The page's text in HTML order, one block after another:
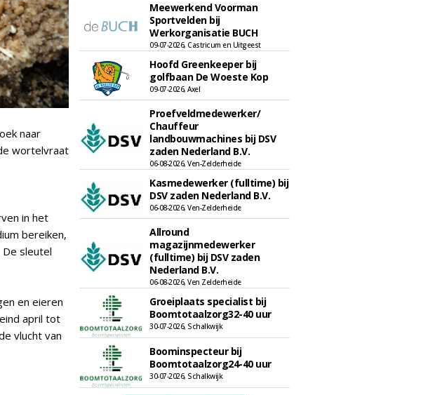
naar
wortelvraat
in het
bereiken,
sleutel
en eieren
april tot
vlucht van
Meewerkend Voorman
Sportvelden bij
Werkorganisatie BUCH
09-07-2026, Castricum en Uitgeest
Hoofd Greenkeeper bij
golfbaan De Woeste Kop
09-07-2026, Axel
Proefveldmedewerker/
Chauffeur
landbouwmachines bij DSV
zaden Nederland B.V.
06-08-2026, Ven-Zelderheide
Kasmedewerker (fulltime) bij
DSV zaden Nederland B.V.
06-08-2026, Ven-Zelderheide
Allround
magazijnmedewerker
(fulltime) bij DSV zaden
Nederland B.V.
06-08-2026, Ven Zelderheide
Groeiplaats specialist bij
Boomtotaalzorg32-40 uur
30-07-2026, Schalkwijk
Boominspecteur bij
Boomtotaalzorg24-40 uur
30-07-2026, Schalkwijk